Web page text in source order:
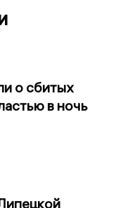
о сбитых
в ночь